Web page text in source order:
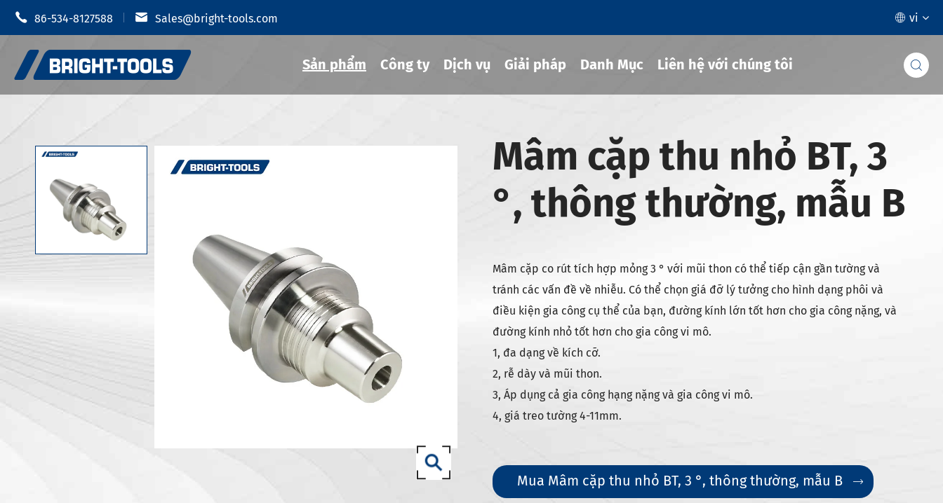
 86-534-8127588  Sales@bright-tools.com  vi
Sản phẩm
Giá đỡ dụng cụ CNC
Công cụ tĩnh và điều khiển
Dụng cụ khoan
Phụ Kiện Giá đỡ dụng cụ
Chống rung
Giá đỡ dụng cụ co rút
Giá đỡ dụng cụ JIS B 6339-bbt
Giá đỡ dụng cụ JIS B 6339-nbt
Giá đỡ dụng cụ DIN 69871-sk
Giá đỡ dụng cụ DIN 69871-iso
Hộp đựng dụng cụ Mèo/mèo ANSI b5.50
Giá đỡ dụng cụ DIN 69893 (ISO 12164) HSK-A
Hộp đựng dụng cụ din69893 (ISO12164-1)-
Công ty Dịch vụ Giải pháp Danh Mục Liên hệ với chúng tôi 
Mâm cặp thu nhỏ BT, 3
°, thông thường, mẫu B
Mâm cặp co rút tích hợp mỏng 3 ° với mũi thon có thể tiếp cận gần tường và
tránh các vấn đề về nhiễu. Có thể chọn giá đỡ lý tưởng cho hình dạng phôi và
điều kiện gia công cụ thể của bạn, đường kính lớn tốt hơn cho gia công nặng, và
đường kính nhỏ tốt hơn cho gia công vi mô.
1, đa dạng về kích cỡ.
2, rễ dày và mũi thon.
3, Áp dụng cả gia công hạng nặng và gia công vi mô.
4, giá treo tường 4-11mm.
Mua Mâm cặp thu nhỏ BT, 3 °, thông thường, mẫu B 